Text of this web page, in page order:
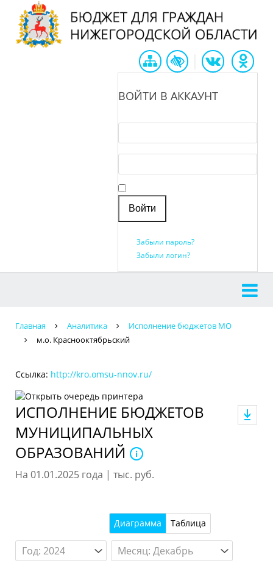
ВОЙТИ В АККАУНТ
Забыли пароль?
Забыли логин?
Главная Аналитика
Исполнение бюджетов МО
м.о. Краснооктябрьский
Ссылка: http://kro.omsu-nnov.ru/
ИСПОЛНЕНИЕ БЮДЖЕТОВ
МУНИЦИПАЛЬНЫХ
ОБРАЗОВАНИЙ
На 01.01.2025 года | тыс. руб.
Диаграмма Таблица